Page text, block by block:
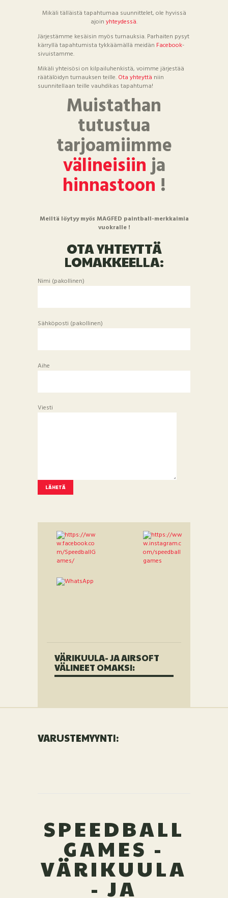
Mikäli tälläistä tapahtumaa suunnittelet, ole hyvissä
ajoin yhteydessä.
Järjestämme kesäisin myös turnauksia. Parhaiten pysyt
kärryllä tapahtumista tykkäämällä meidän Facebook-
sivuistamme.
Mikäli yhteisösi on kilpailuhenkistä, voimme järjestää
räätälöidyn turnauksen teille. Ota yhteyttä niin
suunnitellaan teille vauhdikas tapahtuma!
Muistathan
tutustua
tarjoamiimme
välineisiinja
hinnastoon !
Meiltä löytyy myös MAGFED paintball-merkkaimia
vuokralle !
OTA YHTEYTTÄ
LOMAKKEELLA:
Nimi (pakollinen)
Sähköposti (pakollinen)
Aihe
Viesti
VÄRIKUULA- JA AIRSOFT
VÄLINEET OMAKSI:
VARUSTEMYYNTI:
SPEEDBALL
GAMES -
VÄRIKUULA
- JA